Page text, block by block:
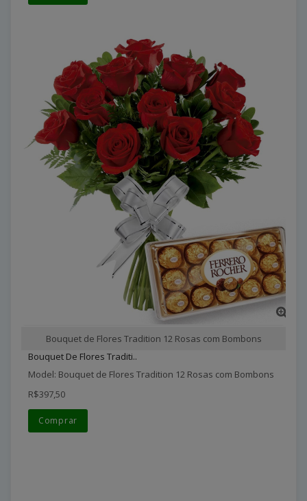
Bouquet de Flores Tradition 12 Rosas com Bombons
Bouquet De Flores Traditi..
Model: Bouquet de Flores Tradition 12 Rosas com Bombons
R$397,50
Comprar